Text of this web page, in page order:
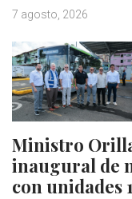
7 agosto, 2026
Ministro
inaugural de
con unidades